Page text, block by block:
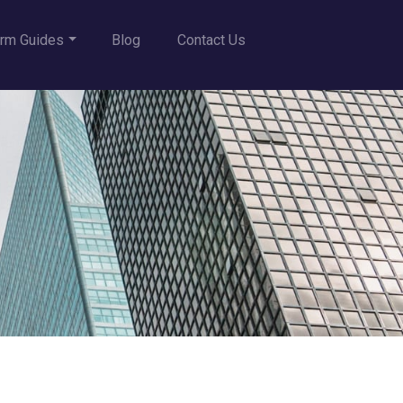
Guides Blog Contact Us